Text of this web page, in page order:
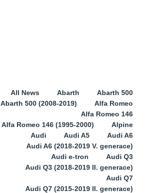
All News Abarth
Abarth 500
Abarth 500 (2008-2019)
Alfa Romeo
Alfa Romeo 146
Alfa Romeo 146 (1995-2000)
Alpine
Audi
Audi A5
Audi A6
Audi A6 (2018-2019 V. generace)
Audi e-tron
Audi Q3
Audi Q3 (2018-2019 II. generace)
Audi Q7
Audi Q7 (2015-2019 II. generace)